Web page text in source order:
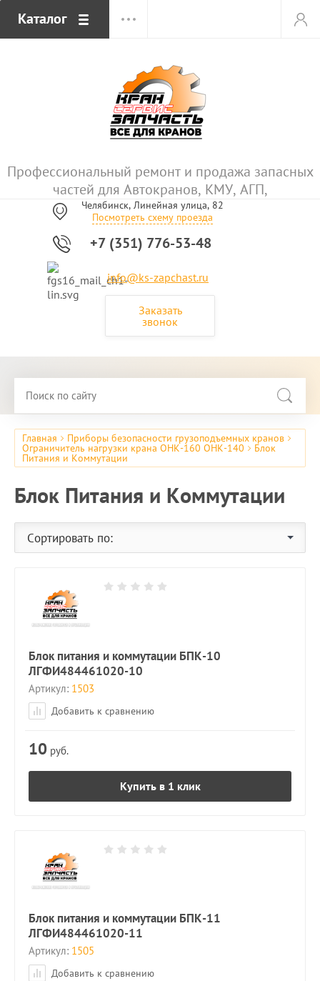
Каталог
Профессиональный ремонт и продажа запасных
частей для Автокранов, КМУ, АГП,
Челябинск, Линейная улица, 82
Посмотреть схему проезда
+7 (351) 776-53-48
info@ks-zapchast.ru
Заказать
звонок
Главная Приборы безопасности грузоподъемных кранов
Ограничитель нагрузки крана ОНК-160 ОНК-140 Блок
Питания и Коммутации
Блок Питания и Коммутации
Сортировать по:
Блок питания и коммутации БПК-10
ЛГФИ484461020-10
Артикул: 1503
Добавить к сравнению
10 руб.
Купить в 1 клик
Блок питания и коммутации БПК-11
ЛГФИ484461020-11
Артикул: 1505
Добавить к сравнению